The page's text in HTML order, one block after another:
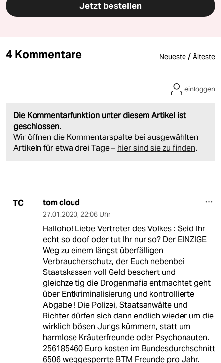
Jetzt bestellen
4 Kommentare Neueste / Älteste
Die Kommentarfunktion unter diesem Artikel ist
geschlossen.
Wir öffnen die Kommentarspalte bei ausgewählten
Artikeln für etwa drei Tage – hier sind sie zu finden.
einloggen
TC tom cloud
27.01.2020, 22:06 Uhr
Halloho! Liebe Vertreter des Volkes : Seid Ihr
echt so doof oder tut Ihr nur so? Der EINZIGE
Weg zu einem längst überfälligen
Verbraucherschutz, der Euch nebenbei
Staatskassen voll Geld beschert und
gleichzeitig die Drogenmafia entmachtet geht
über Entkriminalisierung und kontrollierte
Abgabe ! Die Polizei, Staatsanwälte und
Richter dürfen sich dann endlich wieder um die
wirklich bösen Jungs kümmern, statt um
harmlose Kräuterfreunde oder Psychonauten.
256185460 Euro kosten im Bundesdurchschnitt
6506 weggesperrte BTM Freunde pro Jahr.